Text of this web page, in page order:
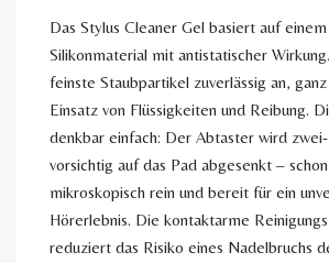
Das Stylus Cleaner Gel basiert auf
Silikonmaterial mit antistatischer
feinste Staubpartikel zuverlässig an,
Einsatz von Flüssigkeiten und Reibung.
denkbar einfach: Der Abtaster wird
vorsichtig auf das Pad abgesenkt –
mikroskopisch rein und bereit für ein
Hörerlebnis. Die kontaktarme
reduziert das Risiko eines Nadelbruchs